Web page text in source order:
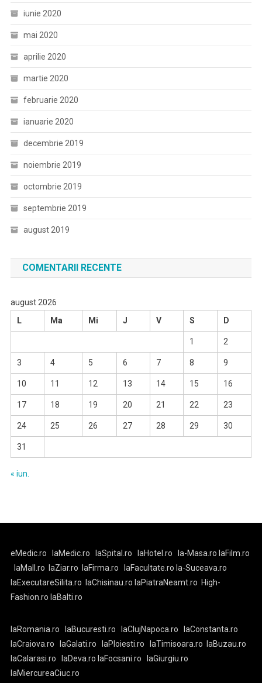
iunie 2020
mai 2020
aprilie 2020
martie 2020
februarie 2020
ianuarie 2020
decembrie 2019
noiembrie 2019
octombrie 2019
septembrie 2019
august 2019
COMENTARII RECENTE
august 2026
L
Ma Mi J V S D
1 2
3 4 5 6 7 8 9
10 11 12 13 14 15 16
17 18 19 20 21 22 23
24 25 26 27 28 29 30
31
« iun.
eMedic.ro laMedic.ro laSpital.ro laHotel.ro la-Masa.ro laFilm.ro
laMall.ro
laZiar.ro laFirma.ro laFacultate.ro la-Suceava.ro
laExecutareSilita.ro
laChisinau.ro laPiatraNeamt.ro High-
Fashion.ro laBalti.ro
laRomania.ro laBucuresti.ro laClujNapoca.ro
laConstanta.ro
laCraiova.ro
laGalati.ro laPloiesti.ro laTimisoara.ro
laBuzau.ro
laCalarasi.ro
laDeva.ro laFocsani.ro
laGiurgiu.ro
laMiercureaCiuc.ro